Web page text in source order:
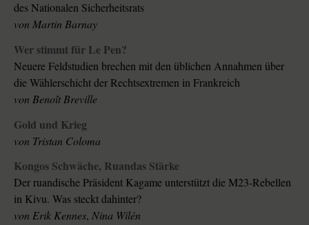
des Nationalen Sicherheitsrats
von Martin Barnay
Wer stimmt für Le Pen?
Neuere Feldstudien brechen mit den üblichen Annahmen über
die Wählerschicht der Rechtsextremen in Frankreich
von Benoît Breville
Gold und Krieg
von Tristan Coloma
Kongos Schwäche, Ruandas Stärke
Der ruandische Präsident Kagame unterstützt die M23-Rebellen
in Kivu. Was steckt dahinter?
von Erik Kennes, Nina Wílén